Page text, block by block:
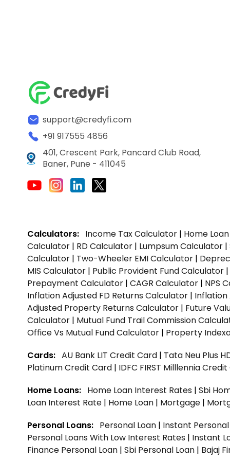
support@credyfi.com
+91 917555 4856
401, Crescent Park, Pancard Club Road,
Baner, Pune - 411045
Calculators: Income Tax Calculator | Home
Calculator | RD Calculator | Lumpsum Calculator |
Calculator | Two-Wheeler EMI Calculator |
MIS Calculator | Public Provident Fund Calculator |
Prepayment Calculator | CAGR Calculator | NPS
Inflation Adjusted FD Returns Calculator | Inflation
Adjusted Property Returns Calculator | Future
Calculator | Mutual Fund Trail Commission
Office Vs Mutual Fund Calculator | Property
Cards: AU Bank LIT Credit Card | Tata Neu Plus
Platinum Credit Card | IDFC FIRST Milllennia
Home Loans: Home Loan Interest Rates | Sbi
Loan Interest Rate | Home Loan | Mortgage |
Personal Loans: Personal Loan | Instant
Personal Loans With Low Interest Rates | Instant
Finance Personal Loan | Sbi Personal Loan | Bajaj